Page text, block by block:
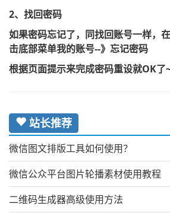
2、找回密码
如果密码忘记了，同找回账号一样，
击底部菜单我的账号--》忘记密码
根据页面提示来完成密码重设就OK了
站长推荐
微信图文排版工具如何使用？
微信公众平台图片轮播素材使用教程
二维码生成器高级使用方法